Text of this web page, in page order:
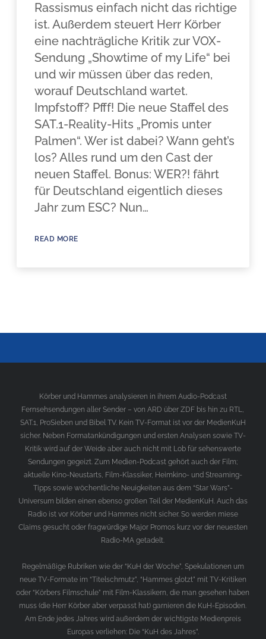
Rassismus einfach nicht das richtige
ist. Außerdem steuert Herr Körber
eine nachträgliche Kritik zur VOX-
Sendung „Showtime of my Life“ bei
und wir müssen über das reden,
worauf Deutschland wartet.
Impfstoff? Pfff! Die neue Staffel des
SAT.1-Reality-Hits „Promis unter
Palmen“. Wer ist dabei? Wann geht’s
los? Alles rund um den Cast der
neuen Staffel. Bonus: WER?! fährt
für Deutschland eigentlich dieses
Jahr zum ESC? Nun…
READ MORE
Körber und Hammes analysieren in ihrem Audio-Podcast
Fernsehsendungen aller Sender – von ARD über ZDF bis hin zu RTL,
SAT.1, ProSieben und Bibel TV. Kein TV-Format ist vor der MedienKuH
sicher. Neben Formatankündigungen und ersten Analysen sowie TV-
Kritik wird auf der Weide aber auch nicht mit Lob für sehenswerte
Sendungen gegeizt. Zum Medien-Podcast gehört auch der Film;
aktuelle Kino-Neustarts, Film-Klassiker, Heimkino- und Streaming-
Tipps sowie wöchentliche Neuigkeiten aus dem “Star Wars”-
Universum bilden einen ebenso großen Teil der MedienKuH. Auch das
Radio ist vor Körber und Hammes nicht sicher. So werden miese
Claims gesucht oder fragwürdige Major Promos kurz vor der neuesten
Radio-MA getadelt.
Regelmäßige Rubriken wie der “KuH der Woche”, Spekulationen um
neue TV-Formate im “Titelschmutz”, “Hammes glotzt” mit TV-Kritiken
oder “Körbers Filmschule” mit Film-Klassikern, die man gesehen haben
muss (die Herr Körber aber verpasst hat) garnieren die KuH-Episoden.
Am Ende jedes Jahres wird außerdem der wichtigste Medienpreis
Europas verliehen: Die “KuH des Jahres”.